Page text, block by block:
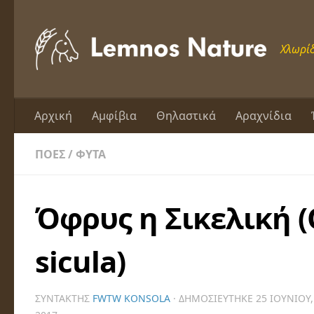
Αρχική Αμφίβια Θηλαστικά Αραχνίδια
ΠΌΕΣ/ ΦΥΤΆ
Όφρυς η Σικελική
sicula)
ΣΥΝΤΆΚΤΗΣ FWTW KONSOLA · ΔΗΜΟΣΙΕΎΤΗΚΕ 25